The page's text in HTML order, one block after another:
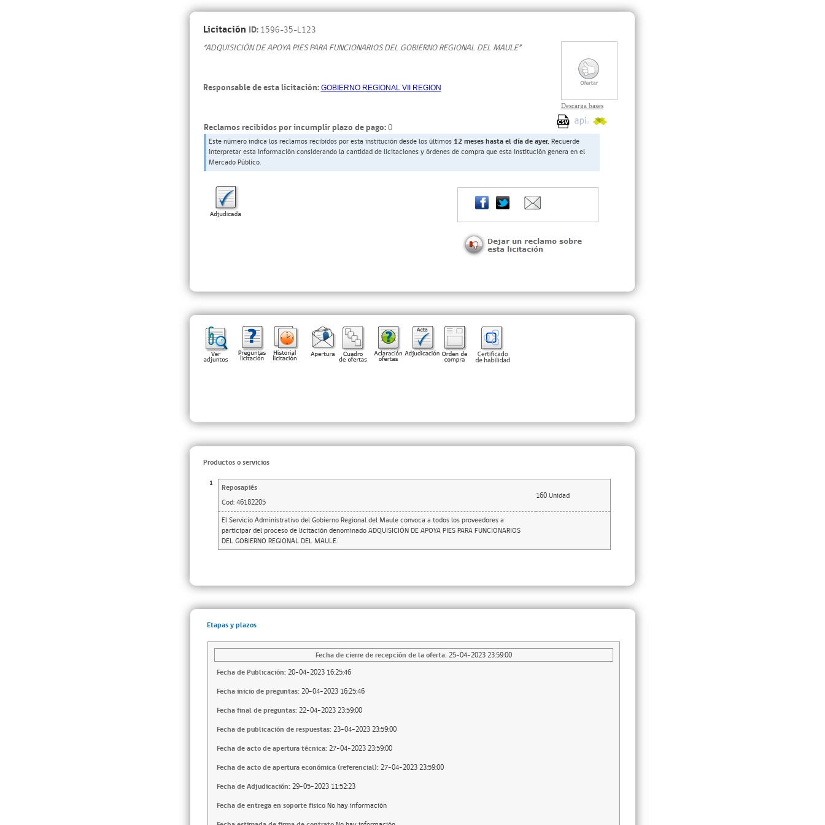
Licitación ID: 1596-35-L123
“ADQUISICIÓN DE APOYA PIES PARA FUNCIONARIOS DEL GOBIERNO REGIONAL DEL MAULE”
Responsable de esta licitación:GOBIERNO REGIONAL VII REGION
Reclamos recibidos por incumplir plazo de pago:0
Este número indica los reclamos recibidos por esta institución desde los últimos 12 meses hasta el día de ayer. Recuerde
interpretar esta información considerando la cantidad de licitaciones y órdenes de compra que esta institución genera en el
Mercado Público.
Descarga bases
Productos o servicios
1 Reposapiés
160 Unidad
Cod: 46182205
El Servicio Administrativo del Gobierno Regional del Maule convoca a todos los proveedores a
participar del proceso de licitación denominado ADQUISICIÓN DE APOYA PIES PARA FUNCIONARIOS
DEL GOBIERNO REGIONAL DEL MAULE.
Etapas y plazos
Fecha de cierre de recepción de la oferta: 25-04-2023 23:59:00
Fecha de Publicación: 20-04-2023 16:25:46
Fecha inicio de preguntas: 20-04-2023 16:25:46
Fecha final de preguntas: 22-04-2023 23:59:00
Fecha de publicación de respuestas: 23-04-2023 23:59:00
Fecha de acto de apertura técnica: 27-04-2023 23:59:00
Fecha de acto de apertura económica (referencial): 27-04-2023 23:59:00
Fecha de Adjudicación: 29-05-2023 11:52:23
Fecha de entrega en soporte fisicoNo hay información